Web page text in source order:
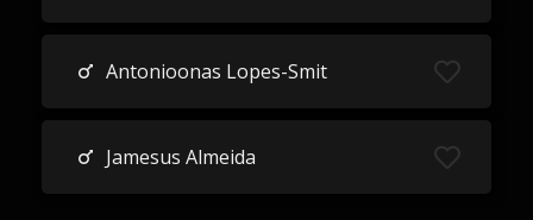
Antonioonas Lopes-Smit
Jamesus Almeida